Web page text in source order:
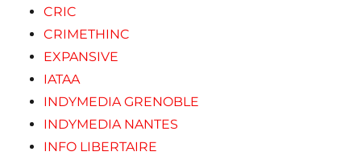
CRIC
CRIMETHINC
EXPANSIVE
IATAA
INDYMEDIA GRENOBLE
INDYMEDIA NANTES
INFO LIBERTAIRE